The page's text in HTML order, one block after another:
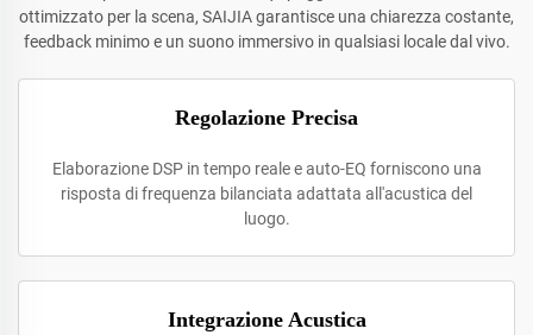
ottimizzato per la scena, SAIJIA garantisce una chiarezza costante,
feedback minimo e un suono immersivo in qualsiasi locale dal vivo.
Regolazione Precisa
Elaborazione DSP in tempo reale e auto-EQ forniscono una
risposta di frequenza bilanciata adattata all'acustica del
luogo.
Integrazione Acustica